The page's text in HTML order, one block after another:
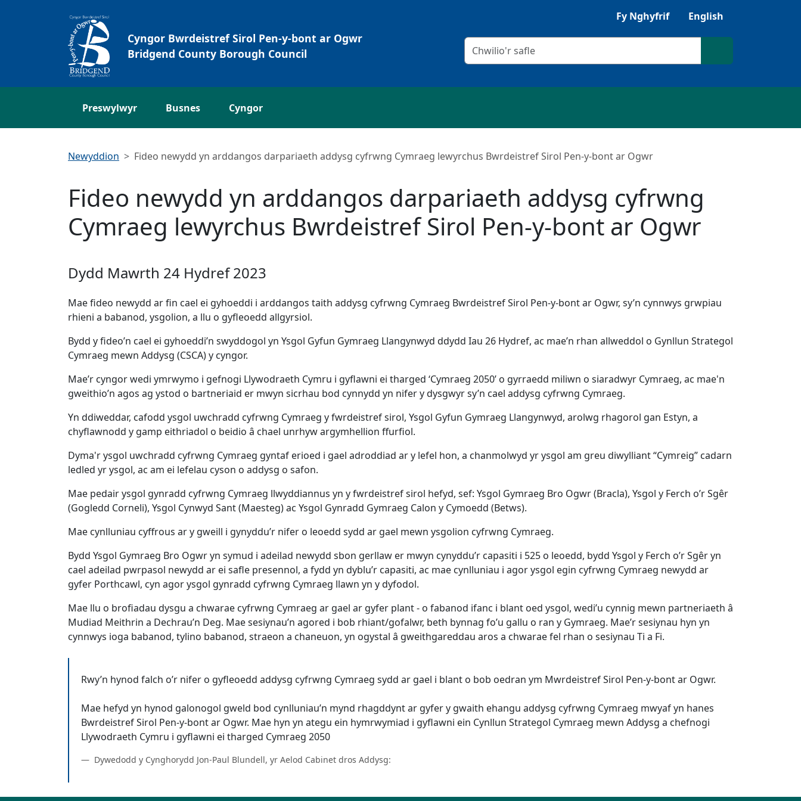
Gwrandewch gyda Browsealoud
Fy Nghyfrif English
Cyngor Bwrdeistref Sirol Pen-y-bont ar Ogwr
Bridgend County Borough Council
Meini prawf chwilio
Chwilio'r safle
Preswylwyr Busnes Cyngor
Newyddion Fideo newydd yn arddangos darpariaeth addysg cyfrwng Cymraeg lewyrchus Bwrdeistref Sirol Pen-y-bont ar Ogwr
Fideo newydd yn arddangos darpariaeth addysg cyfrwng
Cymraeg lewyrchus Bwrdeistref Sirol Pen-y-bont ar Ogwr
Dydd Mawrth 24 Hydref 2023
Mae fideo newydd ar fin cael ei gyhoeddi i arddangos taith addysg cyfrwng Cymraeg Bwrdeistref Sirol Pen-y-bont ar Ogwr, sy’n cynnwys grwpiau
rhieni a babanod, ysgolion, a llu o gyfleoedd allgyrsiol.
Bydd y fideo’n cael ei gyhoeddi’n swyddogol yn Ysgol Gyfun Gymraeg Llangynwyd ddydd Iau 26 Hydref, ac mae’n rhan allweddol o Gynllun Strategol
Cymraeg mewn Addysg (CSCA) y cyngor.
Mae’r cyngor wedi ymrwymo i gefnogi Llywodraeth Cymru i gyflawni ei tharged ‘Cymraeg 2050’ o gyrraedd miliwn o siaradwyr Cymraeg, ac mae'n
gweithio’n agos ag ystod o bartneriaid er mwyn sicrhau bod cynnydd yn nifer y dysgwyr sy’n cael addysg cyfrwng Cymraeg.
Yn ddiweddar, cafodd ysgol uwchradd cyfrwng Cymraeg y fwrdeistref sirol, Ysgol Gyfun Gymraeg Llangynwyd, arolwg rhagorol gan Estyn, a
chyflawnodd y gamp eithriadol o beidio â chael unrhyw argymhellion ffurfiol.
Dyma'r ysgol uwchradd cyfrwng Cymraeg gyntaf erioed i gael adroddiad ar y lefel hon, a chanmolwyd yr ysgol am greu diwylliant “Cymreig” cadarn
ledled yr ysgol, ac am ei lefelau cyson o addysg o safon.
Mae pedair ysgol gynradd cyfrwng Cymraeg llwyddiannus yn y fwrdeistref sirol hefyd, sef: Ysgol Gymraeg Bro Ogwr (Bracla), Ysgol y Ferch o’r Sgêr
(Gogledd Corneli), Ysgol Cynwyd Sant (Maesteg) ac Ysgol Gynradd Gymraeg Calon y Cymoedd (Betws).
Mae cynlluniau cyffrous ar y gweill i gynyddu’r nifer o leoedd sydd ar gael mewn ysgolion cyfrwng Cymraeg.
Bydd Ysgol Gymraeg Bro Ogwr yn symud i adeilad newydd sbon gerllaw er mwyn cynyddu’r capasiti i 525 o leoedd, bydd Ysgol y Ferch o’r Sgêr yn
cael adeilad pwrpasol newydd ar ei safle presennol, a fydd yn dyblu’r capasiti, ac mae cynlluniau i agor ysgol egin cyfrwng Cymraeg newydd ar
gyfer Porthcawl, cyn agor ysgol gynradd cyfrwng Cymraeg llawn yn y dyfodol.
Mae llu o brofiadau dysgu a chwarae cyfrwng Cymraeg ar gael ar gyfer plant - o fabanod ifanc i blant oed ysgol, wedi’u cynnig mewn partneriaeth â
Mudiad Meithrin a Dechrau’n Deg. Mae sesiynau’n agored i bob rhiant/gofalwr, beth bynnag fo’u gallu o ran y Gymraeg. Mae’r sesiynau hyn yn
cynnwys ioga babanod, tylino babanod, straeon a chaneuon, yn ogystal â gweithgareddau aros a chwarae fel rhan o sesiynau Ti a Fi.
Rwy’n hynod falch o’r nifer o gyfleoedd addysg cyfrwng Cymraeg sydd ar gael i blant o bob oedran ym Mwrdeistref Sirol Pen-y-bont ar Ogwr.
Mae hefyd yn hynod galonogol gweld bod cynlluniau’n mynd rhagddynt ar gyfer y gwaith ehangu addysg cyfrwng Cymraeg mwyaf yn hanes
Bwrdeistref Sirol Pen-y-bont ar Ogwr. Mae hyn yn ategu ein hymrwymiad i gyflawni ein Cynllun Strategol Cymraeg mewn Addysg a chefnogi
Dywedodd y Cynghorydd Jon-Paul Blundell, yr Aelod Cabinet dros Addysg: